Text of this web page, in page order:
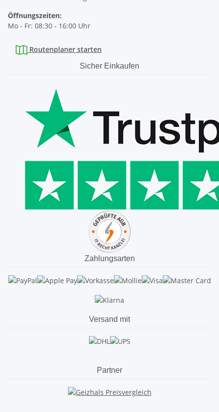
Öffnungszeiten:
Mo - Fr: 08:30 - 16:00 Uhr
Routenplaner starten
Sicher Einkaufen
Zahlungsarten
Versand mit
Partner